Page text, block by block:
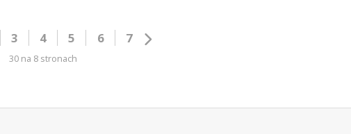
3 4 5 6 7
30 na 8 stronach